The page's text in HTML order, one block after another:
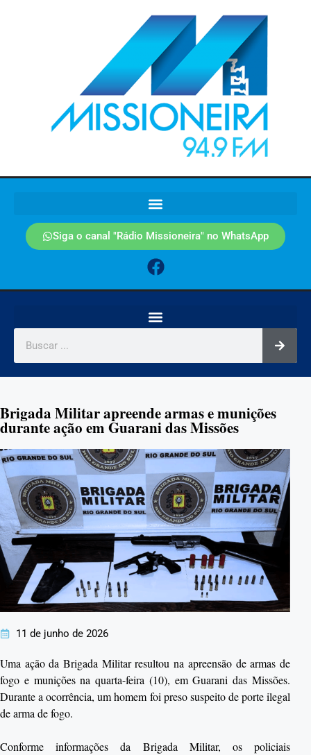
Siga o canal "Rádio Missioneira" no WhatsApp
Brigada Militar apreende armas e munições
durante ação em Guarani das Missões
11 de junho de 2026
Uma ação da Brigada Militar resultou na apreensão de armas de
fogo e munições na quarta-feira (10), em Guarani das Missões.
Durante a ocorrência, um homem foi preso suspeito de porte ilegal
de arma de fogo.
Conforme informações da Brigada Militar, os policiais